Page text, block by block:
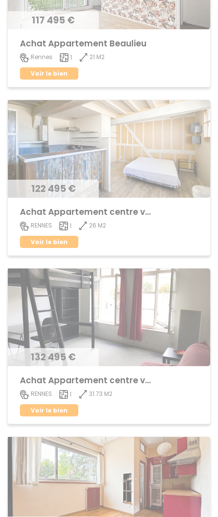
117 495 €
Achat Appartement Beaulieu
Rennes 1
21 M2
Voir le bien
122 495 €
Achat Appartement centre ville
RENNES 1
26 M2
Voir le bien
132 495 €
Achat Appartement centre ville
RENNES 1
31.73 M2
Voir le bien